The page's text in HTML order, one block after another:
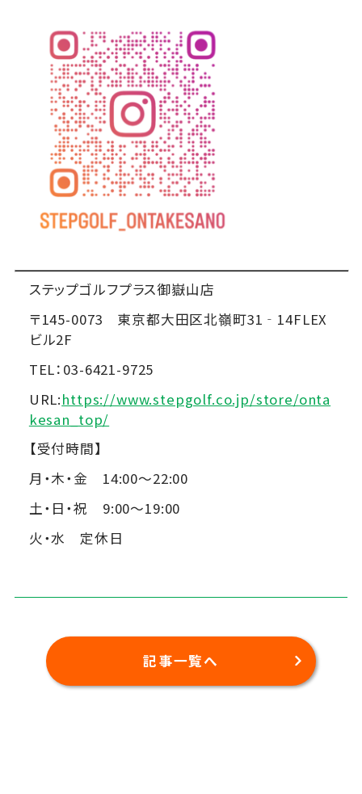
ステップゴルフプラス御嶽山店
〒145-0073 東京都大田区北嶺町31‐14FLEX
ビル2F
TEL：03-6421-9725
URL:https://www.stepgolf.co.jp/store/onta
kesan_top/
【受付時間】
月・木・金 14:00～22:00
土・日・祝 9:00～19:00
火・水 定休日
記事一覧へ